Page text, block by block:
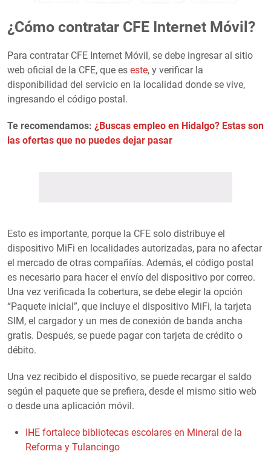
¿Cómo contratar CFE Internet Móvil?
Para contratar CFE Internet Móvil, se debe ingresar al sitio
web oficial de la CFE, que es este, y verificar la
disponibilidad del servicio en la localidad donde se vive,
ingresando el código postal.
Te recomendamos: ¿Buscas empleo en Hidalgo? Estas son
las ofertas que no puedes dejar pasar
Esto es importante, porque la CFE solo distribuye el
dispositivo MiFi en localidades autorizadas, para no afectar
el mercado de otras compañías. Además, el código postal
es necesario para hacer el envío del dispositivo por correo.
Una vez verificada la cobertura, se debe elegir la opción
“Paquete inicial”, que incluye el dispositivo MiFi, la tarjeta
SIM, el cargador y un mes de conexión de banda ancha
gratis. Después, se puede pagar con tarjeta de crédito o
débito.
Una vez recibido el dispositivo, se puede recargar el saldo
según el paquete que se prefiera, desde el mismo sitio web
o desde una aplicación móvil.
IHE fortalece bibliotecas escolares en Mineral de la
Reforma y Tulancingo